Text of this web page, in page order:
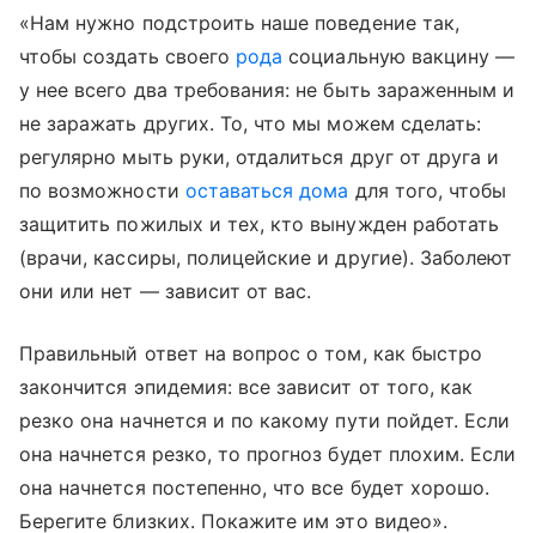
«Нам нужно подстроить наше поведение так,
чтобы создать своего рода социальную вакцину —
у нее всего два требования: не быть зараженным и
не заражать других. То, что мы можем сделать:
регулярно мыть руки, отдалиться друг от друга и
по возможности оставаться дома для того, чтобы
защитить пожилых и тех, кто вынужден работать
(врачи, кассиры, полицейские и другие). Заболеют
они или нет — зависит от вас.
Правильный ответ на вопрос о том, как быстро
закончится эпидемия: все зависит от того, как
резко она начнется и по какому пути пойдет. Если
она начнется резко, то прогноз будет плохим. Если
она начнется постепенно, что все будет хорошо.
Берегите близких. Покажите им это видео».